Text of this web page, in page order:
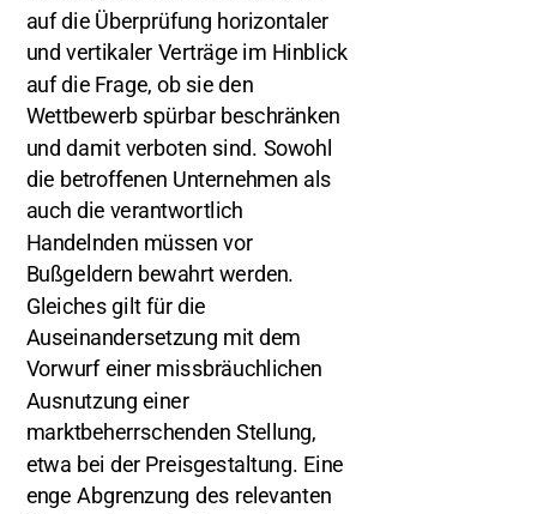
auf die Überprüfung horizontaler
und vertikaler Verträge im Hinblick
auf die Frage, ob sie den
Wettbewerb spürbar beschränken
und damit verboten sind. Sowohl
die betroffenen Unternehmen als
auch die verantwortlich
Handelnden müssen vor
Bußgeldern bewahrt werden.
Gleiches gilt für die
Auseinandersetzung mit dem
Vorwurf einer missbräuchlichen
Ausnutzung einer
marktbeherrschenden Stellung,
etwa bei der Preisgestaltung. Eine
enge Abgrenzung des relevanten